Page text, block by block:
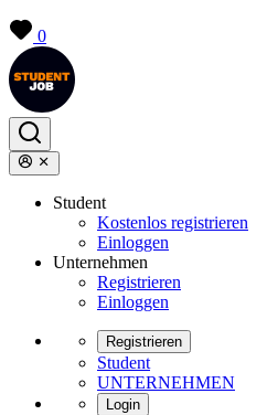
0
Student
Kostenlos registrieren
Einloggen
Unternehmen
Registrieren
Einloggen
Registrieren
Student
UNTERNEHMEN
Login